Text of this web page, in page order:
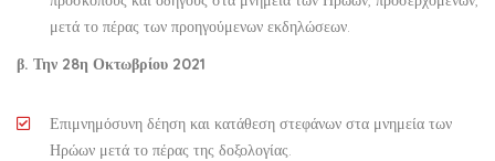
μετά το πέρας των προηγούμενων εκδηλώσεων.
β. Την 28η Οκτωβρίου 2021
Επιμνημόσυνη δέηση και κατάθεση στεφάνων στα μνημεία των
Ηρώων μετά το πέρας της δοξολογίας.